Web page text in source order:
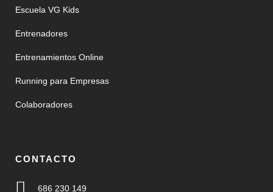
Escuela VG Kids
Entrenadores
Entrenamientos Online
Running para Empresas
Colaboradores
CONTACTO
686 230 149